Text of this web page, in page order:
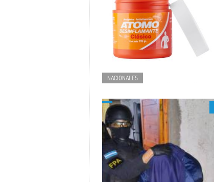
NACIONALES